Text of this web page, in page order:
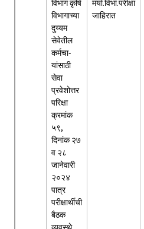
विभाग कृषि
विभागाच्या
दुय्यम
सेवेतील
कर्मचा-
यांसाठी
सेवा
प्रवेशोत्तर
परिक्षा
क्रमांक
५९,
दिनांक २७
व २८
जानेवारी
२०२४
पात्र
परीक्षार्थीची
बैठक
मर्या.विभा.परीक्षा
जाहिरात